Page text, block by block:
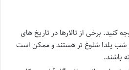
کنید. برخی از تالارها در تاریخ های
شب یلدا شلوغ تر هستند و ممکن است
باشند.